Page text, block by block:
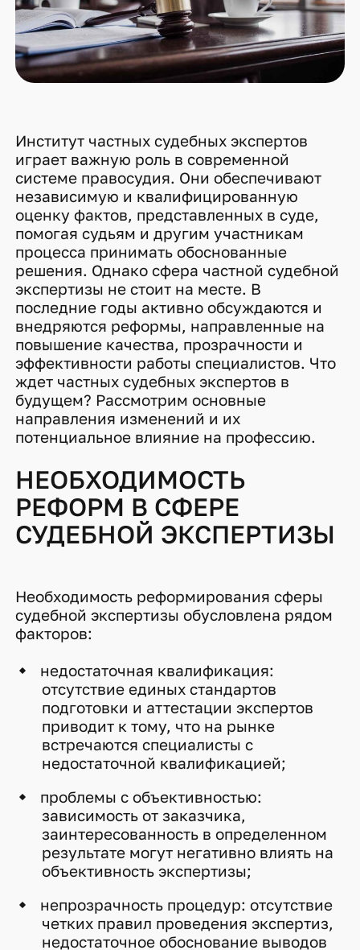
Институт частных судебных экспертов
играет важную роль в современной
системе правосудия. Они обеспечивают
независимую и квалифицированную
оценку фактов, представленных в суде,
помогая судьям и другим участникам
процесса принимать обоснованные
решения. Однако сфера частной судебной
экспертизы не стоит на месте. В
последние годы активно обсуждаются и
внедряются реформы, направленные на
повышение качества, прозрачности и
эффективности работы специалистов. Что
ждет частных судебных экспертов в
будущем? Рассмотрим основные
направления изменений и их
потенциальное влияние на профессию.
НЕОБХОДИМОСТЬ
РЕФОРМ В СФЕРЕ
СУДЕБНОЙ ЭКСПЕРТИЗЫ
Необходимость реформирования сферы
судебной экспертизы обусловлена рядом
факторов:
недостаточная квалификация:
отсутствие единых стандартов
подготовки и аттестации экспертов
приводит к тому, что на рынке
встречаются специалисты с
недостаточной квалификацией;
проблемы с объективностью:
зависимость от заказчика,
заинтересованность в определенном
результате могут негативно влиять на
объективность экспертизы;
непрозрачность процедур: отсутствие
четких правил проведения экспертиз,
недостаточное обоснование выводов